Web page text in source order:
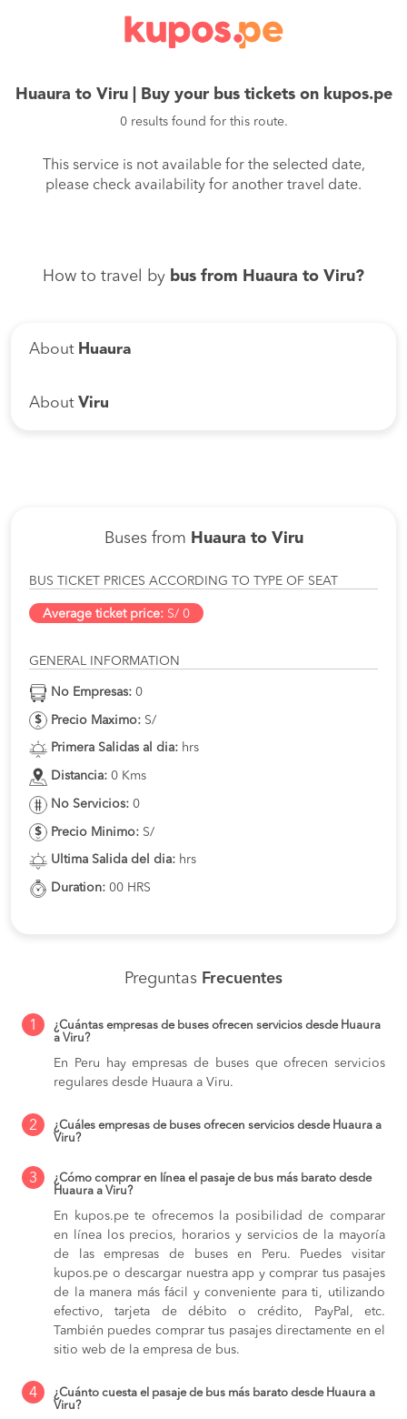
Huaura to Viru | Buy your bus tickets on kupos.pe
0 results found for this route.
This service is not available for the selected date,
please check availability for another travel date.
How to travel by bus from Huaura to Viru?
About Huaura
About Viru
Buses from Huaura to Viru
BUS TICKET PRICES ACCORDING TO TYPE OF SEAT
Average ticket price: S/ 0
GENERAL INFORMATION
No Empresas: 0
Precio Maximo: S/
Primera Salidas al dia: hrs
Distancia: 0 Kms
No Servicios: 0
Precio Minimo: S/
Ultima Salida del dia: hrs
Duration: 00 HRS
Preguntas Frecuentes
1
¿Cuántas empresas de buses ofrecen servicios desde Huaura
a Viru?
En Peru hay empresas de buses que ofrecen servicios
regulares desde Huaura a Viru.
2
¿Cuáles empresas de buses ofrecen servicios desde Huaura a
Viru?
3
¿Cómo comprar en línea el pasaje de bus más barato desde
Huaura a Viru?
En kupos.pe te ofrecemos la posibilidad de comparar
en línea los precios, horarios y servicios de la mayoría
de las empresas de buses en Peru. Puedes visitar
kupos.pe o descargar nuestra app y comprar tus pasajes
de la manera más fácil y conveniente para ti, utilizando
efectivo, tarjeta de débito o crédito, PayPal, etc.
También puedes comprar tus pasajes directamente en el
sitio web de la empresa de bus.
4
¿Cuánto cuesta el pasaje de bus más barato desde Huaura a
Viru?